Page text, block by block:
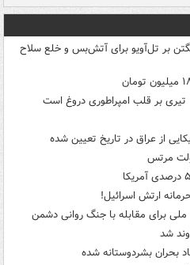
بر تل‌آویو برای آتش‌بس و خلع سلاح
تیری بر قلب امپراطوری دروغ است
از عراق در تاریخ تعیین شده
مرتس
ارتش اسرائیل!
برای مقابله با جنگ روانی دشمن
شد
بحران بشردوستانه شده